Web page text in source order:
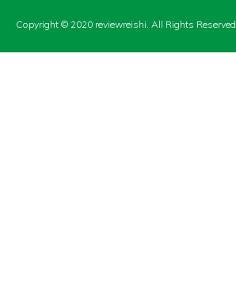
Copyright © 2020 reviewreishi. All Rights Reserved